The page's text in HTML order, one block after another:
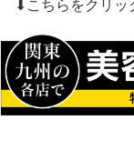
⬇︎こちらをクリッ